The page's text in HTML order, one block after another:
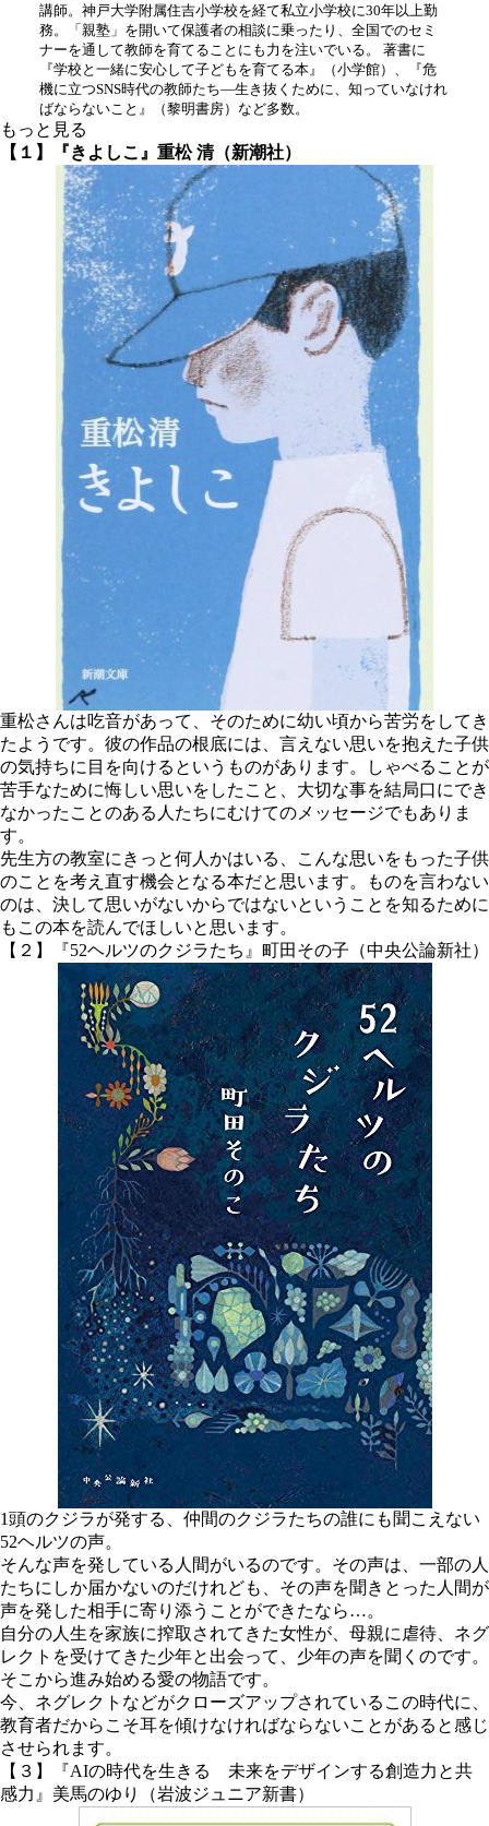
講師。神戸大学附属住吉小学校を経て私立小学校に30年以上勤
務。「親塾」を開いて保護者の相談に乗ったり、全国でのセミ
ナーを通して教師を育てることにも力を注いでいる。 著書に
『学校と一緒に安心して子どもを育てる本』（小学館）、『危
機に立つSNS時代の教師たち―生き抜くために、知っていなけれ
ばならないこと』（黎明書房）など多数。
もっと見る
【１】『きよしこ』重松 清（新潮社）
重松さんは吃音があって、そのために幼い頃から苦労をしてき
たようです。彼の作品の根底には、言えない思いを抱えた子供
の気持ちに目を向けるというものがあります。しゃべることが
苦手なために悔しい思いをしたこと、大切な事を結局口にでき
なかったことのある人たちにむけてのメッセージでもありま
す。
先生方の教室にきっと何人かはいる、こんな思いをもった子供
のことを考え直す機会となる本だと思います。ものを言わない
のは、決して思いがないからではないということを知るために
もこの本を読んでほしいと思います。
【２】『52ヘルツのクジラたち』町田その子（中央公論新社）
1頭のクジラが発する、仲間のクジラたちの誰にも聞こえない
52ヘルツの声。
そんな声を発している人間がいるのです。その声は、一部の人
たちにしか届かないのだけれども、その声を聞きとった人間が
声を発した相手に寄り添うことができたなら…。
自分の人生を家族に搾取されてきた女性が、母親に虐待、ネグ
レクトを受けてきた少年と出会って、少年の声を聞くのです。
そこから進み始める愛の物語です。
今、ネグレクトなどがクローズアップされているこの時代に、
教育者だからこそ耳を傾けなければならないことがあると感じ
させられます。
【３】『AIの時代を生きる 未来をデザインする創造力と共
感力』美馬のゆり（岩波ジュニア新書）